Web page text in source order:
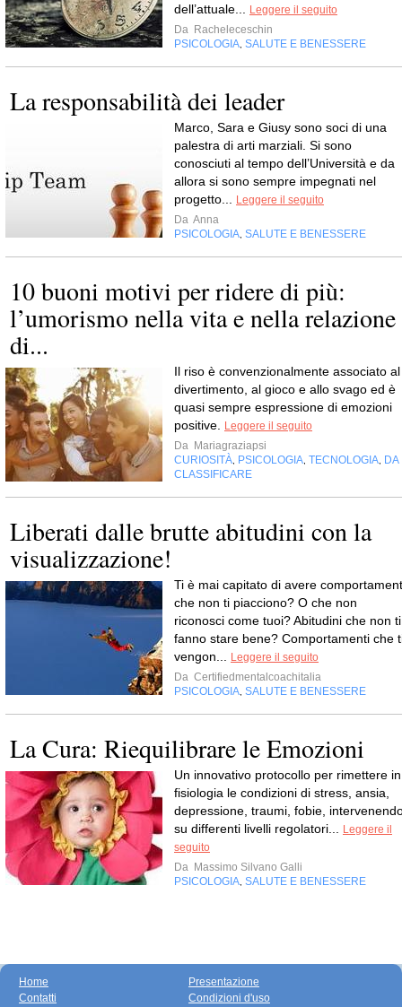
dell’attuale...
Leggere il seguito
Da Racheleceschin
PSICOLOGIA SALUTE E BENESSERE
La responsabilità dei leader
Marco, Sara e Giusy sono soci di una
palestra di arti marziali. Si sono
conosciuti al tempo dell’Università e da
allora si sono sempre impegnati nel
progetto...
Leggere il seguito
Da Anna
PSICOLOGIA SALUTE E BENESSERE
10 buoni motivi per ridere di più:
l’umorismo nella vita e nella relazione
di...
Il riso è convenzionalmente associato al
divertimento, al gioco e allo svago ed è
quasi sempre espressione di emozioni
positive.
Leggere il seguito
Da Mariagraziapsi
CURIOSITÀ PSICOLOGIA TECNOLOGIA DA
CLASSIFICARE
Liberati dalle brutte abitudini con la
visualizzazione!
Ti è mai capitato di avere
che non ti piacciono? O che non
riconosci come tuoi? Abitudini che non ti
fanno stare bene? Comportamenti che
vengon...
Leggere il seguito
Da Certifiedmentalcoachitalia
PSICOLOGIA SALUTE E BENESSERE
La Cura: Riequilibrare le Emozioni
Un innovativo protocollo per rimettere in
fisiologia le condizioni di stress, ansia,
depressione, traumi, fobie,
su differenti livelli regolatori...
Leggere il
seguito
Da Massimo Silvano Galli
PSICOLOGIA SALUTE E BENESSERE
Home
Contatti
Presentazione
Condizioni d'uso